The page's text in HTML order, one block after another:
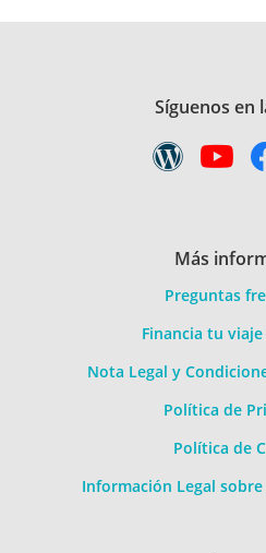
Síguenos en
Más
Preguntas
Financia tu
Nota Legal y
Política de
Política de
Información Legal